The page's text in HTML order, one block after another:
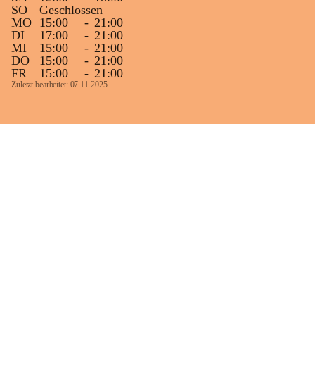
SO
Geschlossen
MO 15:00 - 21:00
DI
17:00 - 21:00
MI
15:00 - 21:00
DO
15:00 - 21:00
FR
15:00 - 21:00
Zuletzt bearbeitet: 07.11.2025